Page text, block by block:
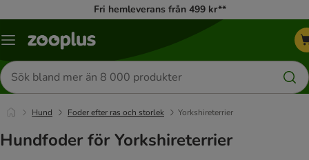
Fri hemleverans från 499 kr**
Katalogmeny
Sök
efter
produkter
Hund Foder efter ras och storlek Yorkshireterrier
Hundfoder för Yorkshireterrier